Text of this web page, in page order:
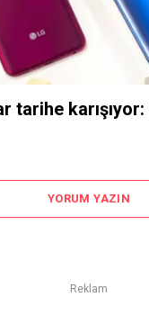
tarihe
YORUM YAZIN
Reklam